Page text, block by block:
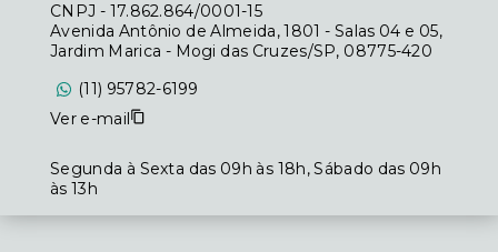
CNPJ - 17.862.864/0001-15
Avenida Antônio de Almeida, 1801 - Salas 04 e 05,
Jardim Marica - Mogi das Cruzes/SP, 08775-420
(11) 95782-6199
Ver e-mail
Segunda à Sexta das 09h às 18h, Sábado das 09h
às 13h